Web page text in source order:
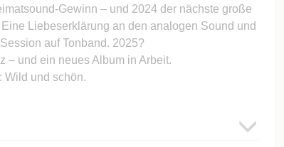
Gewinn – und 2024 der nächste große
Liebeserklärung an den analogen Sound und
auf Tonband. 2025?
– und ein neues Album in Arbeit.
Wild und schön.